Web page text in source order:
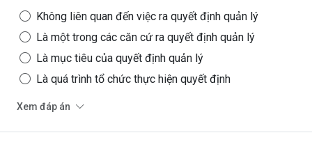
Không liên quan đến việc ra quyết định quản lý
Là một trong các căn cứ ra quyết định quản lý
Là mục tiêu của quyết định quản lý
Là quá trình tổ chức thực hiện quyết định
Xem đáp án